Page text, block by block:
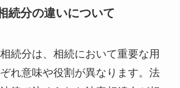
続分の違いについて
続分は、相続において重要な用
れ意味や役割が異なります。法